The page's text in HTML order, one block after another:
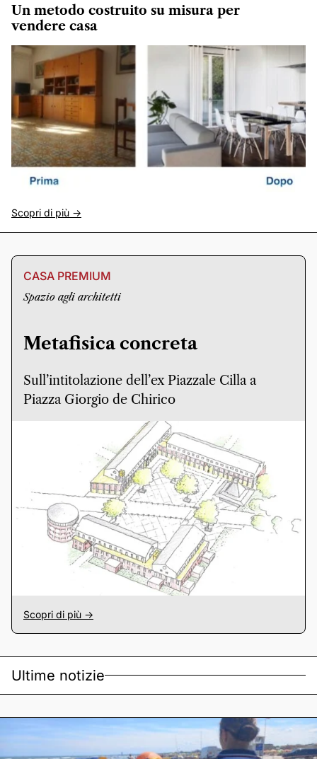
Un metodo costruito su misura per
vendere casa
Scopri di più ->
CASA PREMIUM
Spazio agli architetti
Metafisica concreta
Sull’intitolazione dell’ex Piazzale Cilla a
Piazza Giorgio de Chirico
Scopri di più ->
Ultime notizie